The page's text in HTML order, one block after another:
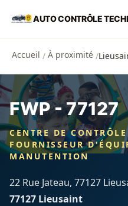
Aller au contenu principal
AUTO CONTRÔLE
Accueil / À proximité /
FWP - 77127
CENTRE DE
FOURNISSEUR
MANUTENTION
22 Rue Jateau, 77127
77127 Lieusaint